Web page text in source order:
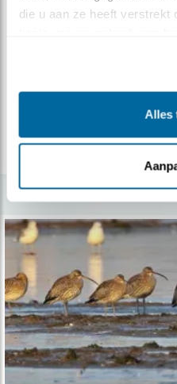
die u aan ze heeft verstrekt
Alles
Verdieping
Het werk voor
nog moeilijker. U kunt
lees meer